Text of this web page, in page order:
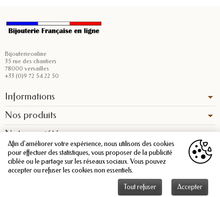
Bijouterieonline
35 rue des chantiers
78000 versailles
+33 (0)9 72 54 22 50
Informations
Nos produits
Notre société
Afin d'améliorer votre expérience, nous utilisons des cookies
pour effectuer des statistiques, vous proposer de la publicité
ciblée ou le partage sur les réseaux sociaux. Vous pouvez
accepter ou refuser les cookies non essentiels.
Tout refuser
Accepter
Copyright © 2026 - Bijouterieonline.com